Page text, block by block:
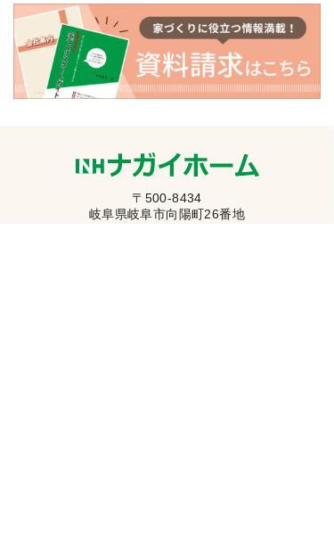
〒500-8434
岐阜県岐阜市向陽町26番地